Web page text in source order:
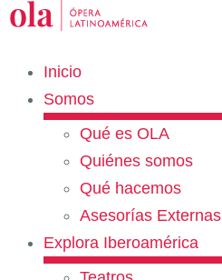
Inicio
Somos
Qué es OLA
Quiénes somos
Qué hacemos
Asesorías Externas
Explora Iberoamérica